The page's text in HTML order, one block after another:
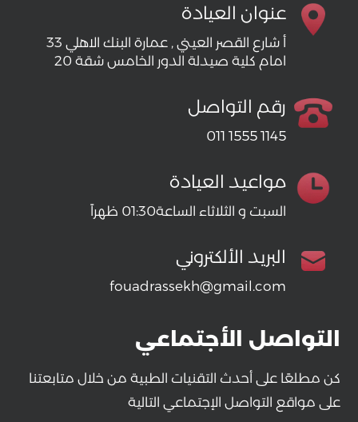
التواصل الأجتماعي
كن مطلعًا على أحدث التقنيات الطبية من خلال متابعتنا
على مواقع التواصل الإجتماعي التالية
عنوان العيادة
33 أ شارع القصر العيني , عمارة البنك الاهلي
امام كلية صيدلة الدور الخامس شقة 20
رقم التواصل
011 1555 1145
مواعيد العيادة
السبت و الثلاثاء الساعة01:30 ظهراً
البريد الألكتروني
fouadrassekh@gmail.com